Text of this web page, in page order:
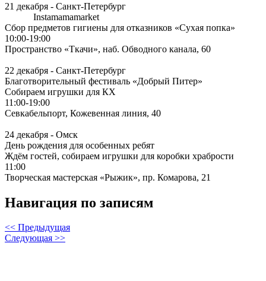
21 декабря - Санкт-Петербург
Instamamamarket
Сбор предметов гигиены для отказников «Сухая попка»
10:00-19:00
Пространство «Ткачи», наб. Обводного канала, 60
22 декабря - Санкт-Петербург
Благотворительный фестиваль «Добрый Питер»
Собираем игрушки для КХ
11:00-19:00
Севкабельпорт, Кожевенная линия, 40
24 декабря - Омск
День рождения для особенных ребят
Ждём гостей, собираем игрушки для коробки храбрости
11:00
Творческая мастерская «Рыжик», пр. Комарова, 21
Навигация по записям
<< Предыдущая
Следующая >>